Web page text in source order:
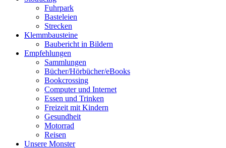
Fuhrpark
Basteleien
Strecken
Klemmbausteine
Baubericht in Bildern
Empfehlungen
Sammlungen
Bücher/Hörbücher/eBooks
Bookcrossing
Computer und Internet
Essen und Trinken
Freizeit mit Kindern
Gesundheit
Motorrad
Reisen
Unsere Monster